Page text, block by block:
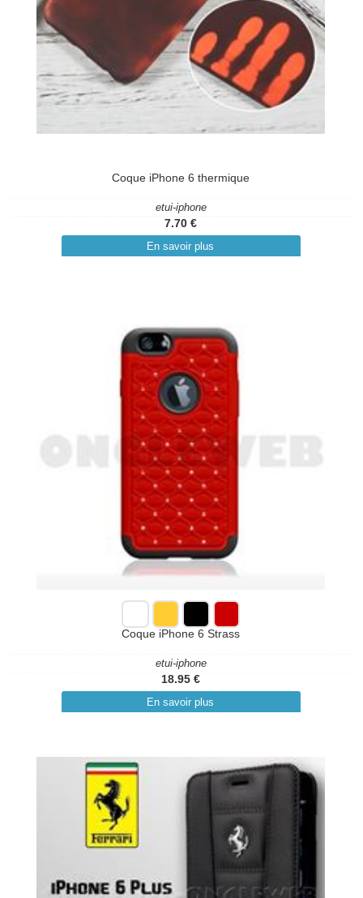
Coque iPhone 6 thermique
etui-iphone
7.70 €
En savoir plus
Coque iPhone 6 Strass
etui-iphone
18.95 €
En savoir plus